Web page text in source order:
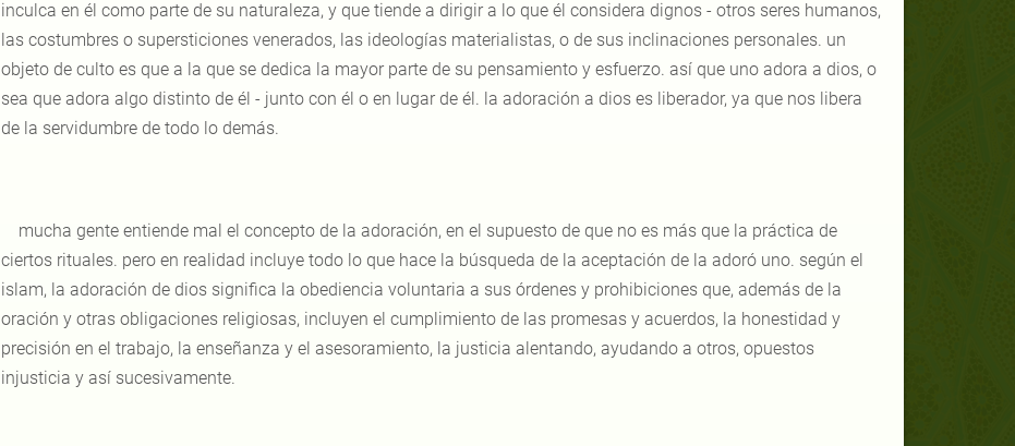
inculca en él como parte de su naturaleza, y que tiende a dirigir a lo que él considera dignos - otros seres humanos,
las costumbres o supersticiones venerados, las ideologías materialistas, o de sus inclinaciones personales. un
objeto de culto es que a la que se dedica la mayor parte de su pensamiento y esfuerzo. así que uno adora a dios, o
sea que adora algo distinto de él - junto con él o en lugar de él. la adoración a dios es liberador, ya que nos libera
de la servidumbre de todo lo demás.
mucha gente entiende mal el concepto de la adoración, en el supuesto de que no es más que la práctica de
ciertos rituales. pero en realidad incluye todo lo que hace la búsqueda de la aceptación de la adoró uno. según el
islam, la adoración de dios significa la obediencia voluntaria a sus órdenes y prohibiciones que, además de la
oración y otras obligaciones religiosas, incluyen el cumplimiento de las promesas y acuerdos, la honestidad y
precisión en el trabajo, la enseñanza y el asesoramiento, la justicia alentando, ayudando a otros, opuestos
injusticia y así sucesivamente.